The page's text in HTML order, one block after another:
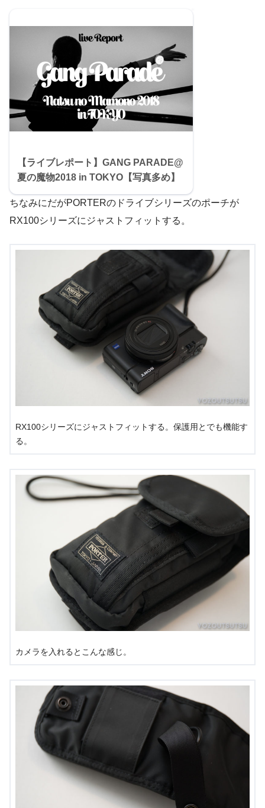
【ライブレポート】GANG PARADE@
夏の魔物2018 in TOKYO【写真多め】
ちなみにだがPORTERのドライブシリーズのポーチが
RX100シリーズにジャストフィットする。
RX100シリーズにジャストフィットする。保護用とでも機能す
る。
カメラを入れるとこんな感じ。